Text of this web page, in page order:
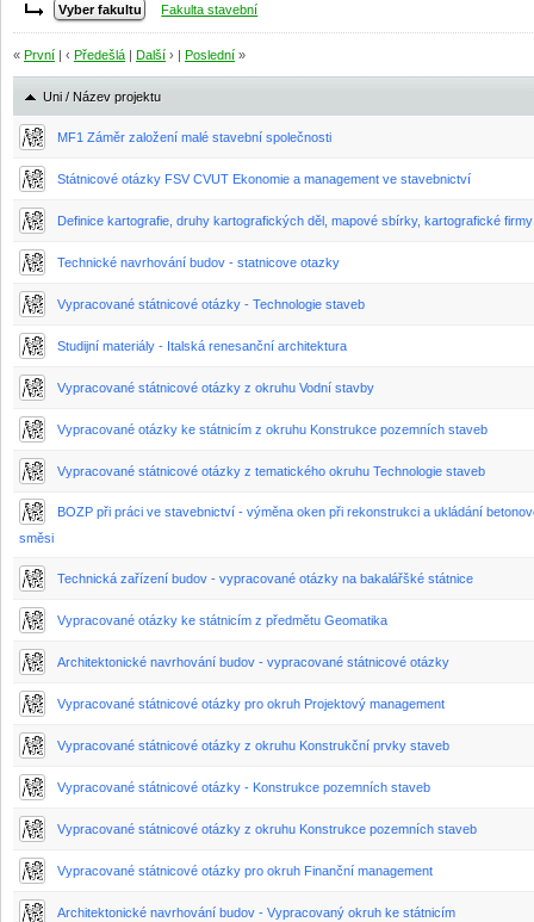
Fakulta stavební
« První | ‹ Předešlá Další › | Poslední »
Uni / Název projektu
MF1 Záměr založení malé stavební společnosti
Státnicové otázky FSV CVUT Ekonomie a management ve stavebnictví
Definice kartografie, druhy kartografických děl, mapové sbírky, kartografické firmy
Technické navrhování budov - statnicove otazky
Vypracované státnicové otázky - Technologie staveb
Studijní materiály - Italská renesanční architektura
Vypracované státnicové otázky z okruhu Vodní stavby
Vypracované otázky ke státnicím z okruhu Konstrukce pozemních staveb
Vypracované státnicové otázky z tematického okruhu Technologie staveb
BOZP při práci ve stavebnictví - výměna oken při rekonstrukci a ukládání
směsi
Technická zařízení budov - vypracované otázky na bakalářšké státnice
Vypracované otázky ke státnicím z předmětu Geomatika
Architektonické navrhování budov - vypracované státnicové otázky
Vypracované státnicové otázky pro okruh Projektový management
Vypracované státnicové otázky z okruhu Konstrukční prvky staveb
Vypracované státnicové otázky - Konstrukce pozemních staveb
Vypracované státnicové otázky z okruhu Konstrukce pozemních staveb
Vypracované státnicové otázky pro okruh Finanční management
Architektonické navrhování budov - Vypracovaný okruh ke státnicím